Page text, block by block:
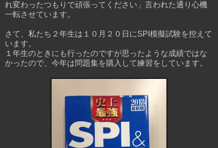
れ変わったつもりで頑張ってください」言われた通り心機
一転させています。
さて、私たち２年生は１０月２０日にSPI模擬試験を控えて
います。
１年生のときにも行ったのですが思ったような成績ではな
かったので、今年は問題集を購入して練習をしています。